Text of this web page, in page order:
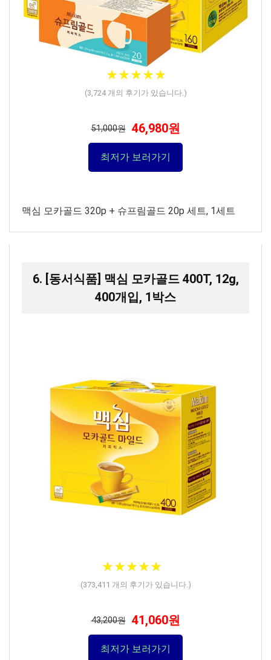
★★★★★
★★★★★
(3,724개의 후기가 있습니다.)
51,000원 46,980원
최저가 보러가기
맥심 모카골드 320p + 슈프림골드 20p 세트, 1세트
6. [동서식품] 맥심 모카골드 400T, 12g,
400개입, 1박스
★★★★★
★★★★★
(373,411 개의 후기가 있습니다.)
43,200원 41,060원
최저가 보러가기